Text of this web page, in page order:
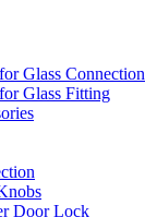
Glass Connection
Glass Fitting
Door Lock